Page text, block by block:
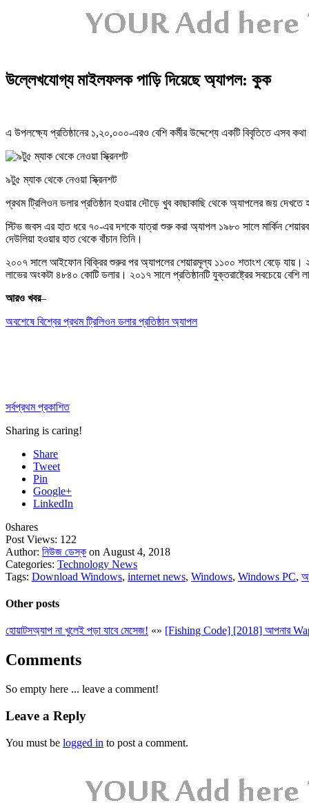
উল্লেখযোগ্য মাইলফলক পাড়ি দিয়েছে অ্যাপল: কুক
এ উপলক্ষ্যে প্রতিষ্ঠানের ১,২০,০০০-এরও বেশি কর্মীর উদ্দেশ্যে একটি বিবৃতিতে
৯টু৫ ম্যাক থেকে নেওয়া স্ক্রিনশট
প্রথম ট্রিলিওন ডলার প্রতিষ্ঠান হওয়ার দৌড়ে খুব কাছাকাছি থেকে অ্যাপলের জয় দেখতে
স্টিভ জবস এর হাত ধরে ৭০-এর দশকে যাত্রা শুরু করা অ্যাপল ১৯৮০ সালে মার্কিন
দেউলিয়া হওয়ার হাত থেকে বাঁচান তিনি।
২০০৭ সালে আইফোন বিক্রির শুরুর পর অ্যাপলের শেয়ারমূল্য ১১০০ শতাংশ বেড়ে
লাভের অংকটা ৪৮৪০ কোটি ডলার। ২০১৭ সালে প্রতিষ্ঠানটি যুক্তরাষ্ট্রের সবচেয়ে বেশি
আরও খবর–
অবশেষে বিশ্বের প্রথম ট্রিলিওন ডলার প্রতিষ্ঠান অ্যাপল
সর্বপ্রথম প্রকাশিত
Sharing is caring!
Share
Tweet
Pin
Google+
LinkedIn
0shares
Post Views: 122
Author: নিউজ ডেস্ক on August 4, 2018
Categories: Technology News
Tags: Download Windows, internet news, Windows, Windows PC,
Other posts
হোয়াটসঅ্যাপ না খুলেই পড়া যাবে মেসেজ! «» [Fishing Code] [2018] আপনার
Comments
So empty here ... leave a comment!
Leave a Reply
You must be logged in to post a comment.